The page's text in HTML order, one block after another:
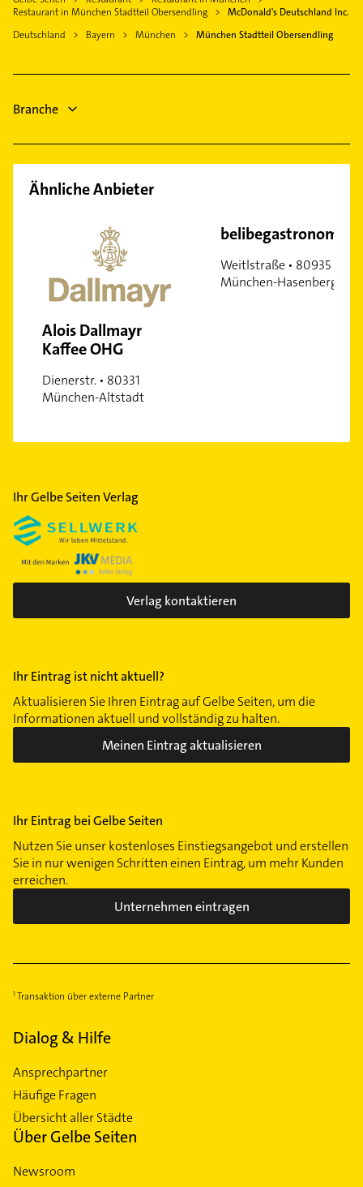
Freiham
Freimann
Haidhausen
Harlaching
Isarvorstadt
Laim
Lehel
München-Flughafen
Maxvorstadt
Milbertshofen
Moosach
Neuhausen
Nymphenburg
Obergiesing
Obermenzing
Perlach
Riem
Schwabing-West
Schwanthalerhöhe
Sendling
Sendling-Westpark
Solln
Trudering
Untergiesing
Heizungsbauer
Heizungsfirmen
Heizung & Sanitär
Immobilien
Zahnarzt
Gasinstallateur
Sanitärinstallation
Restaurant in München Stadtteil Obersendling
McDonald's Deutschland Inc.
Deutschland
Bayern München München Stadtteil Obersendling
Branche
Ähnliche Anbieter
Alois Dallmayr
Kaffee OHG
Dienerstr. • 80331
München-Altstadt
Weitlstraße • 80935
München-Hasenbergl
Ihr Gelbe Seiten Verlag
Verlag kontaktieren
Ihr Eintrag ist nicht aktuell?
Aktualisieren Sie Ihren Eintrag auf Gelbe Seiten, um die
Informationen aktuell und vollständig zu halten.
Meinen Eintrag aktualisieren
Ihr Eintrag bei Gelbe Seiten
Nutzen Sie unser kostenloses Einstiegsangebot und erstellen
Sie in nur wenigen Schritten einen Eintrag, um mehr Kunden
erreichen.
Unternehmen eintragen
Transaktion über externe Partner
Dialog & Hilfe
Ansprechpartner
Häufige Fragen
Übersicht aller Städte
Über Gelbe Seiten
Newsroom